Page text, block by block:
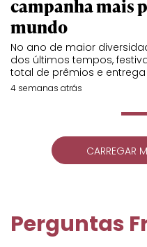
campanha mais
mundo
No ano de maior
dos últimos tempos,
total de prêmios e
4 semanas atrás
CARREGAR
Perguntas